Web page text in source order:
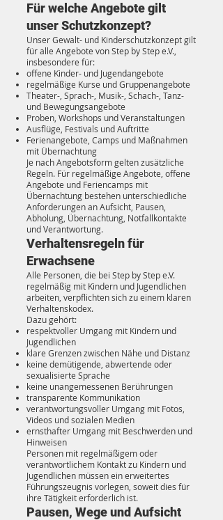
Für welche Angebote gilt
unser Schutzkonzept?
Unser Gewalt- und Kinderschutzkonzept gilt
für alle Angebote von Step by Step e.V.,
insbesondere für:
offene Kinder- und Jugendangebote
regelmäßige Kurse und Gruppenangebote
Theater-, Sprach-, Musik-, Schach-, Tanz-
und Bewegungsangebote
Proben, Workshops und Veranstaltungen
Ausflüge, Festivals und Auftritte
Ferienangebote, Camps und Maßnahmen
mit Übernachtung
Je nach Angebotsform gelten zusätzliche
Regeln. Für regelmäßige Angebote, offene
Angebote und Feriencamps mit
Übernachtung bestehen unterschiedliche
Anforderungen an Aufsicht, Pausen,
Abholung, Übernachtung, Notfallkontakte
und Verantwortung.
Verhaltensregeln für
Erwachsene
Alle Personen, die bei Step by Step e.V.
regelmäßig mit Kindern und Jugendlichen
arbeiten, verpflichten sich zu einem klaren
Verhaltenskodex.
Dazu gehört:
respektvoller Umgang mit Kindern und
Jugendlichen
klare Grenzen zwischen Nähe und Distanz
keine demütigende, abwertende oder
sexualisierte Sprache
keine unangemessenen Berührungen
transparente Kommunikation
verantwortungsvoller Umgang mit Fotos,
Videos und sozialen Medien
ernsthafter Umgang mit Beschwerden und
Hinweisen
Personen mit regelmäßigem oder
verantwortlichem Kontakt zu Kindern und
Jugendlichen müssen ein erweitertes
Führungszeugnis vorlegen, soweit dies für
ihre Tätigkeit erforderlich ist.
Pausen, Wege und Aufsicht